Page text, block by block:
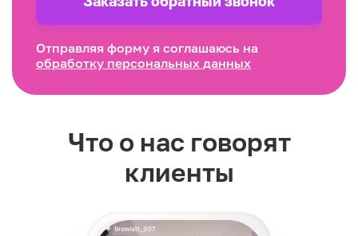
Отправляя форму я соглашаюсь на
обработку персональных данных
Что о нас говорят
клиенты